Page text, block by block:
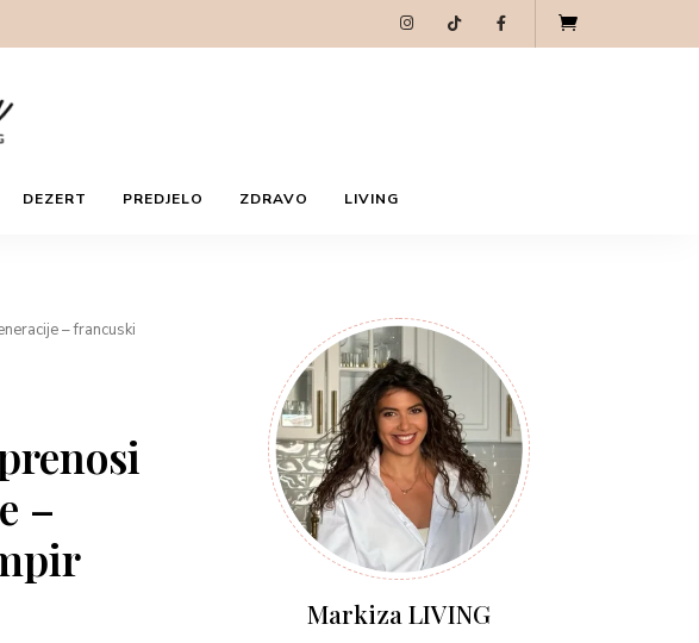
DEZERT PREDJELO ZDRAVO LIVING
– francuski
–
Markiza LIVING